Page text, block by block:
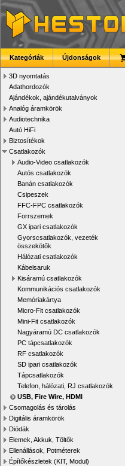
Kategóriák Újdonságok
3D nyomtatás
Adathordozók
Ajándékok, ajándékutalványok
Analóg áramkörök
Audiotechnika
Autó HiFi
Biztosítékok
Csatlakozók
Audio-Video csatlakozók
Autós csatlakozók
Banán csatlakozók
Csipeszek
FFC-FPC csatlakozók
Forrszemek
GX ipari csatlakozók
Gyorscsatlakozók, vezeték
összekötők
Hálózati csatlakozók
Kábelsaruk
Kisáramú csatlakozók
Kommunikációs csatlakozók
Memóriakártya
Micro-Fit csatlakozók
Mini-Fit csatlakozók
Nagyáramú DC csatlakozók
PC tápcsatlakozók
RF csatlakozók
SD ipari csatlakozók
Tápcsatlakozók
Telefon, hálózati, RJ csatlakozók
USB, Fire Wire, HDMI
Csomagolás és tárolás
Digitális áramkörök
Diódák
Elemek, Akkuk, Töltők
Ellenállások, Potméterek
Építőkészletek (KIT, Modul)